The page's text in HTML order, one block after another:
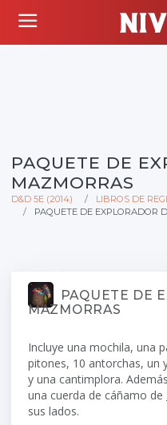
PAQUETE DE
MAZMORRAS
D&D 5E (2014) LIBROS DE
PAQUETE DE EXPLORADOR
PAQUETE DE
MAZMORRAS
Incluye una mochila, una
pitones, 10 antorchas, un
y una cantimplora.
una cuerda de cáñamo de
sus lados.